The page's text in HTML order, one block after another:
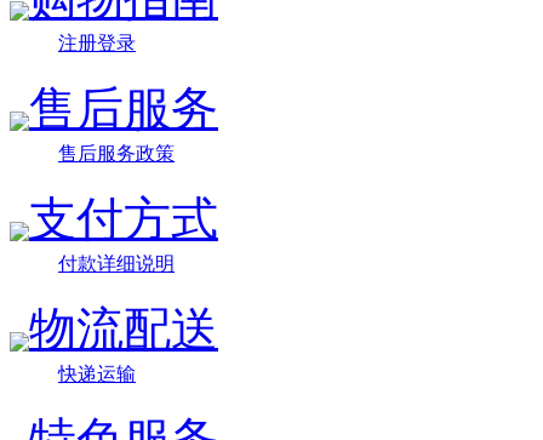
注册登录
售后服务
售后服务政策
支付方式
付款详细说明
物流配送
快递运输